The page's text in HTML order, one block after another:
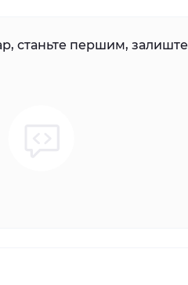
станьте першим, залиште